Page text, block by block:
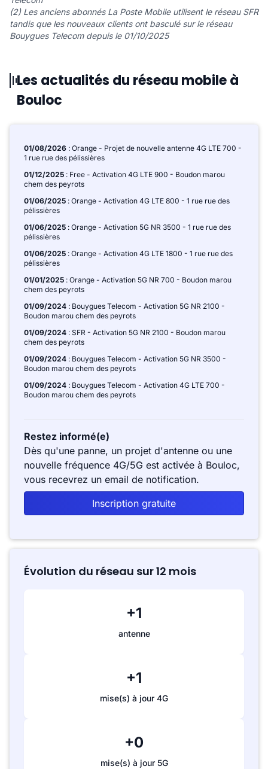
(2) Les anciens abonnés La Poste Mobile utilisent le réseau SFR
tandis que les nouveaux clients ont basculé sur le réseau
Bouygues Telecom depuis le 01/10/2025
Les actualités du réseau mobile à
Bouloc
01/08/2026 : Orange - Projet de nouvelle antenne 4G LTE 700 -
1 rue rue des pélissières
01/12/2025 : Free - Activation 4G LTE 900 - Boudon marou
chem des peyrots
01/06/2025 : Orange - Activation 4G LTE 800 - 1 rue rue des
pélissières
01/06/2025 : Orange - Activation 5G NR 3500 - 1 rue rue des
pélissières
01/06/2025 : Orange - Activation 4G LTE 1800 - 1 rue rue des
pélissières
01/01/2025 : Orange - Activation 5G NR 700 - Boudon marou
chem des peyrots
01/09/2024 : Bouygues Telecom - Activation 5G NR 2100 -
Boudon marou chem des peyrots
01/09/2024 : SFR - Activation 5G NR 2100 - Boudon marou
chem des peyrots
01/09/2024 : Bouygues Telecom - Activation 5G NR 3500 -
Boudon marou chem des peyrots
01/09/2024 : Bouygues Telecom - Activation 4G LTE 700 -
Boudon marou chem des peyrots
Restez informé(e)
Dès qu'une panne, un projet d'antenne ou une
nouvelle fréquence 4G/5G est activée à Bouloc,
vous recevrez un email de notification.
Inscription gratuite
Évolution du réseau sur 12 mois
+1
antenne
+1
mise(s) à jour 4G
+0
mise(s) à jour 5G